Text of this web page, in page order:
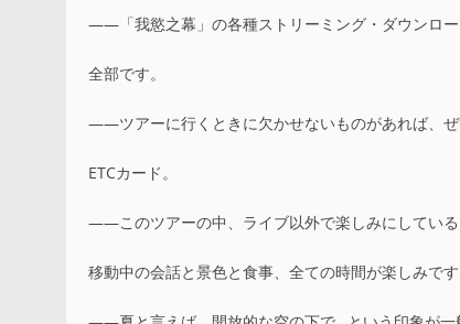
――「我慾之幕」の各種ストリーミング・ダウンロー
全部です。
――ツアーに行くときに欠かせないものがあれば、ぜ
ETCカード。
――このツアーの中、ライブ以外で楽しみにしている
移動中の会話と景色と食事、全ての時間が楽しみです